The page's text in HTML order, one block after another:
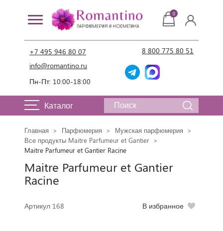
+7 495 946 80 07
info@romantino.ru
Пн-Пт: 10:00-18:00
8 800 775 80 51
0
Каталог
Главная Парфюмерия
Мужская парфюмерия
Все продукты Maitre Parfumeur et Gantier
Maitre Parfumeur et Gantier Racine
Maitre Parfumeur et Gantier
Racine
Артикул 168 В избранное